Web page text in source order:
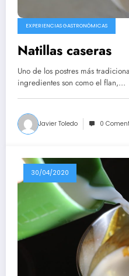
EXPERIENCIAS GASTRONÓMICAS
Natillas caseras
Uno de los postres más
ingredientes son como el flan,…
Javier Toledo 0
30/04/2020